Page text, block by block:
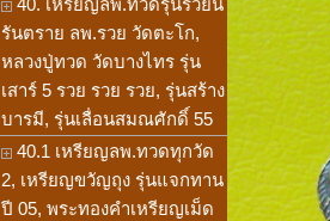
40. เหรียญลพ.ทวดรุ่นรวยนิ
รันตราย ลพ.รวย วัดตะโก,
หลวงปู่ทวด วัดบางไทร รุ่น
เสาร์ 5 รวย รวย รวย, รุ่นสร้าง
บารมี, รุ่นเลื่อนสมณศักดิ์ 55
40.1 เหรียญลพ.ทวดทุกวัด
2, เหรียญขวัญถุง รุ่นแจกทาน
ปี 05, พระทองคำเหรียญเม็ด